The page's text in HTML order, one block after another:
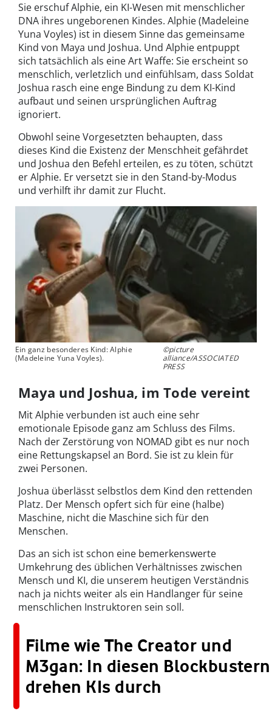
Sie erschuf Alphie, ein KI-Wesen mit menschlicher
DNA ihres ungeborenen Kindes. Alphie (Madeleine
Yuna Voyles) ist in diesem Sinne das gemeinsame
Kind von Maya und Joshua. Und Alphie entpuppt
sich tatsächlich als eine Art Waffe: Sie erscheint so
menschlich, verletzlich und einfühlsam, dass Soldat
Joshua rasch eine enge Bindung zu dem KI-Kind
aufbaut und seinen ursprünglichen Auftrag
ignoriert.
Obwohl seine Vorgesetzten behaupten, dass
dieses Kind die Existenz der Menschheit gefährdet
und Joshua den Befehl erteilen, es zu töten, schützt
er Alphie. Er versetzt sie in den Stand-by-Modus
und verhilft ihr damit zur Flucht.
Ein ganz besonderes Kind: Alphie
(Madeleine Yuna Voyles).
©picture
alliance/ASSOCIATED
PRESS
Maya und Joshua, im Tode vereint
Mit Alphie verbunden ist auch eine sehr
emotionale Episode ganz am Schluss des Films.
Nach der Zerstörung von NOMAD gibt es nur noch
eine Rettungskapsel an Bord. Sie ist zu klein für
zwei Personen.
Joshua überlässt selbstlos dem Kind den rettenden
Platz. Der Mensch opfert sich für eine (halbe)
Maschine, nicht die Maschine sich für den
Menschen.
Das an sich ist schon eine bemerkenswerte
Umkehrung des üblichen Verhältnisses zwischen
Mensch und KI, die unserem heutigen Verständnis
nach ja nichts weiter als ein Handlanger für seine
menschlichen Instruktoren sein soll.
Filme wie The Creator und
M3gan: In diesen Blockbustern
drehen KIs durch